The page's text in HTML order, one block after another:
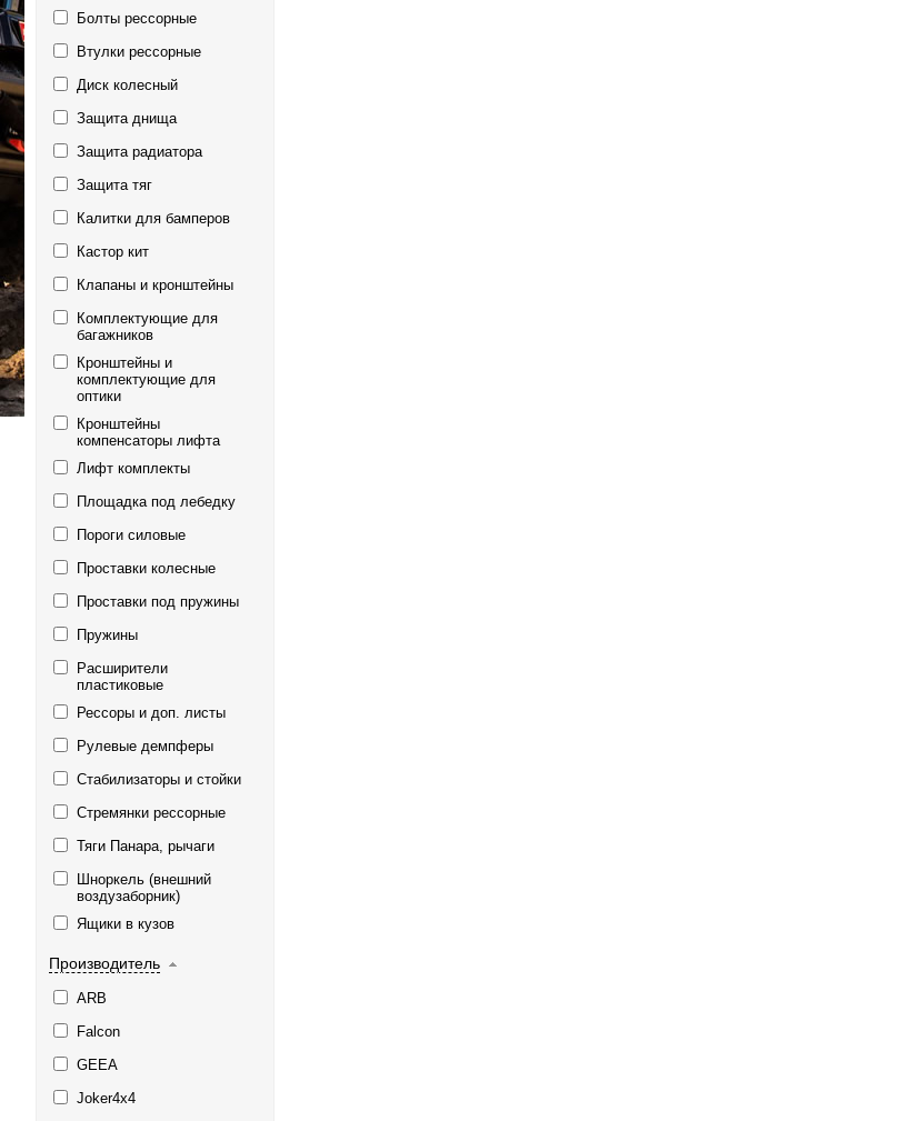
Болты рессорные
Втулки рессорные
Диск колесный
Защита днища
Защита радиатора
Защита тяг
Калитки для бамперов
Кастор кит
Клапаны и кронштейны
Комплектующие для
багажников
Кронштейны и
комплектующие для
оптики
Кронштейны
компенсаторы лифта
Лифт комплекты
Площадка под лебедку
Пороги силовые
Проставки колесные
Проставки под пружины
Пружины
Расширители
пластиковые
Рессоры и доп. листы
Рулевые демпферы
Стабилизаторы и стойки
Стремянки рессорные
Тяги Панара, рычаги
Шноркель (внешний
воздузаборник)
Ящики в кузов
Производитель
ARB
Falcon
GEEA
Joker4x4